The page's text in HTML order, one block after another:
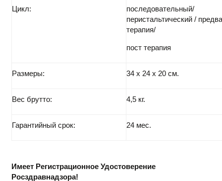
Цикл:
последовательный/
перистальтический /
терапия/
пост терапия
Размеры: 34 x 24 x 20 см.
Вес брутто: 4,5 кг.
Гарантийный срок: 24 мес.
Имеет Регистрационное Удостоверение
Росздравнадзора!